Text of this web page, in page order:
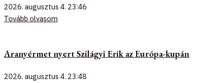
2026. augusztus 4. 23:46
Tovább olvasom
Aranyérmet nyert Szilágyi Erik az Európa-kupán
2026. augusztus 4. 23:48